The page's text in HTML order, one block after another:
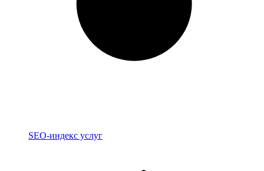
Индекс
SEO-индекс услуг